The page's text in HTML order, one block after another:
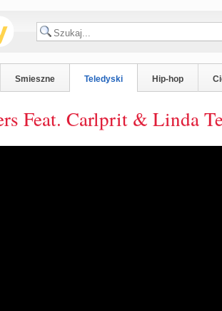
Smieszne Teledyski Hip-hop
Feat. Carlprit & Linda